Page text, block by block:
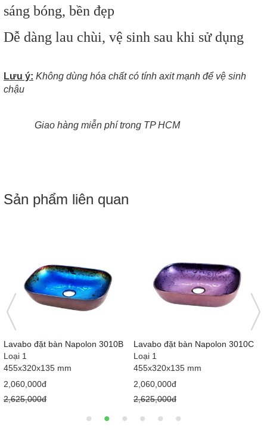
sáng bóng, bền đẹp
Dễ dàng lau chùi, vệ sinh sau khi sử dụng
Lưu ý: Không dùng hóa chất có tính axit mạnh để vệ sinh
chậu
Giao hàng miễn phí trong TP HCM
Sản phẩm liên quan
Lavabo đặt bàn Napolon 3004A
Loại 1
520x370x140 mm
1,990,000đ
3,000,000đ
Lavabo đặt bàn Napolon 3004B
Loại 1
520x370x140 mm
1,990,000đ
3,000,000đ